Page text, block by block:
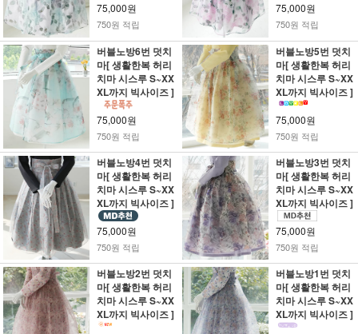
75,000원
750원 적립
75,000원
750원 적립
버블노방6번 덧치
마[ 생활한복 허리
치마 시스루 S~XX
XL까지 빅사이즈 ]
75,000원
750원 적립
버블노방5번 덧치
마[ 생활한복 허리
치마 시스루 S~XX
XL까지 빅사이즈 ]
75,000원
750원 적립
버블노방4번 덧치
마[ 생활한복 허리
치마 시스루 S~XX
XL까지 빅사이즈 ]
75,000원
750원 적립
버블노방3번 덧치
마[ 생활한복 허리
치마 시스루 S~XX
XL까지 빅사이즈 ]
75,000원
750원 적립
버블노방2번 덧치
마[ 생활한복 허리
치마 시스루 S~XX
XL까지 빅사이즈 ]
버블노방1번 덧치
마[ 생활한복 허리
치마 시스루 S~XX
XL까지 빅사이즈 ]